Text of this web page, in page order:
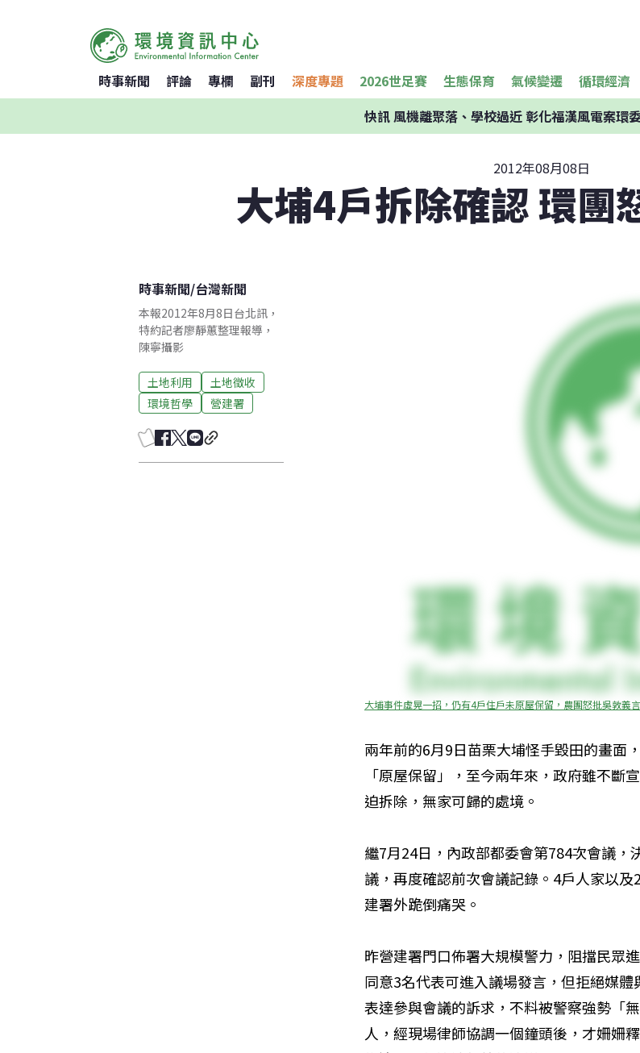
時事新聞 評論 專欄 副刊 深度專題 2026世足賽 生態保育 氣候變遷 循環經濟
快訊風機離聚落、學校過近 彰化福漢風電案環
2012年08月08日
大埔4戶拆除確認 環團
時事新聞/台灣新聞
本報2012年8月8日台北訊，
特約記者廖靜蕙整理報導，
陳寧攝影
土地利用
土地徵收
環境哲學
營建署
大埔事件虛晃一招，仍有4戶住戶未原屋保留，農團怒批吳敦義
兩年前的6月9日苗栗大埔怪手毀田的畫面
「原屋保留」，至今兩年來，政府雖不斷
迫拆除，無家可歸的處境。
繼7月24日，內政部都委會第784次會議
議，再度確認前次會議記錄。4戶人家以
建署外跪倒痛哭。
昨營建署門口佈署大規模警力，阻擋民眾
同意3名代表可進入議場發言，但拒絕媒
表達參與會議的訴求，不料被警察強勢「
人，經現場律師協調一個鐘頭後，才姍姍